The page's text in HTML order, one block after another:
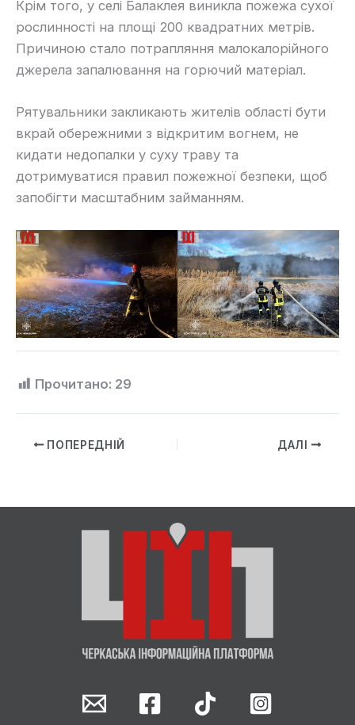
Крім того, у селі Балаклея виникла пожежа сухої
рослинності на площі 200 квадратних метрів.
Причиною стало потрапляння малокалорійного
джерела запалювання на горючий матеріал.
Рятувальники закликають жителів області бути
вкрай обережними з відкритим вогнем, не
кидати недопалки у суху траву та
дотримуватися правил пожежної безпеки, щоб
запобігти масштабним займанням.
Прочитано: 29
ПОПЕРЕДНІЙ ДАЛІ